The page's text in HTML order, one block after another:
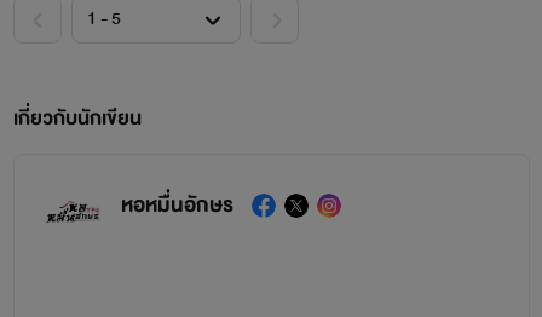
เกี่ยวกับนักเขียน
หอหมื่นอักษร